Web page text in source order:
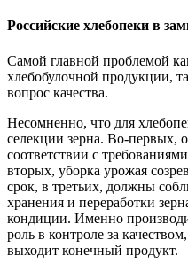
Российские хлебопеки в
Самой главной проблемой
хлебобулочной продукции,
вопрос качества.
Несомненно, что для
селекции зерна. Во-первых,
соответствии с
вторых, уборка урожая
срок, в третьих, должны
хранения и переработки
кондиции. Именно
роль в контроле за
выходит конечный продукт.